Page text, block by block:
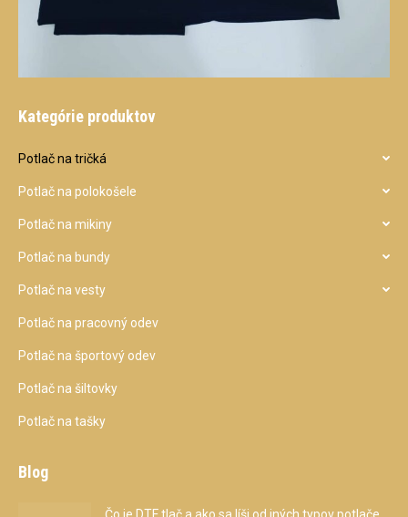
Kategórie produktov
Potlač na tričká
Potlač na polokošele
Potlač na mikiny
Potlač na bundy
Potlač na vesty
Potlač na pracovný odev
Potlač na športový odev
Potlač na šiltovky
Potlač na tašky
Blog